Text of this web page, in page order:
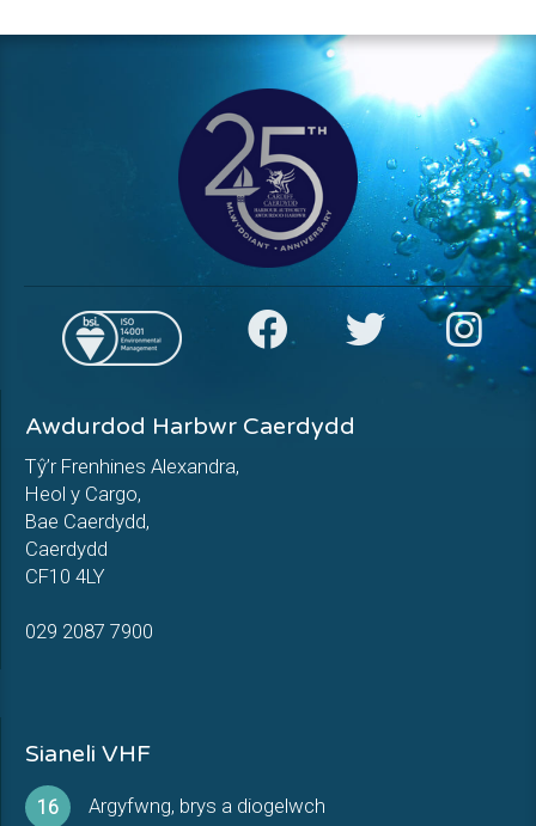
Awdurdod Harbwr Caerdydd
Tŷ’r Frenhines Alexandra,
Heol y Cargo,
Bae Caerdydd,
Caerdydd
CF10 4LY
029 2087 7900
Sianeli VHF
16 Argyfwng, brys a diogelwch